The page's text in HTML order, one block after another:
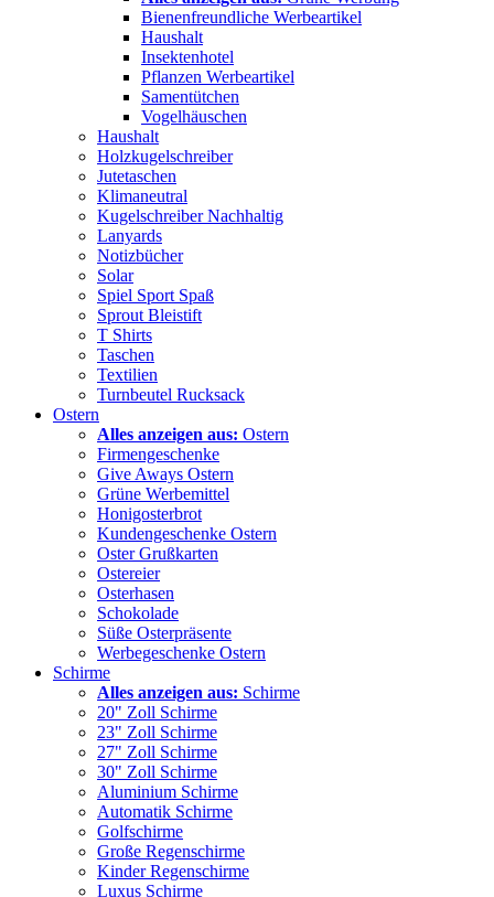
Bienenfreundliche Werbeartikel
Haushalt
Insektenhotel
Pflanzen Werbeartikel
Samentütchen
Vogelhäuschen
Haushalt
Holzkugelschreiber
Jutetaschen
Klimaneutral
Kugelschreiber Nachhaltig
Lanyards
Notizbücher
Solar
Spiel Sport Spaß
Sprout Bleistift
T Shirts
Taschen
Textilien
Turnbeutel Rucksack
Ostern
Alles anzeigen aus: Ostern
Firmengeschenke
Give Aways Ostern
Grüne Werbemittel
Honigosterbrot
Kundengeschenke Ostern
Oster Grußkarten
Ostereier
Osterhasen
Schokolade
Süße Osterpräsente
Werbegeschenke Ostern
Schirme
Alles anzeigen aus: Schirme
20" Zoll Schirme
23" Zoll Schirme
27" Zoll Schirme
30" Zoll Schirme
Aluminium Schirme
Automatik Schirme
Golfschirme
Große Regenschirme
Kinder Regenschirme
Luxus Schirme